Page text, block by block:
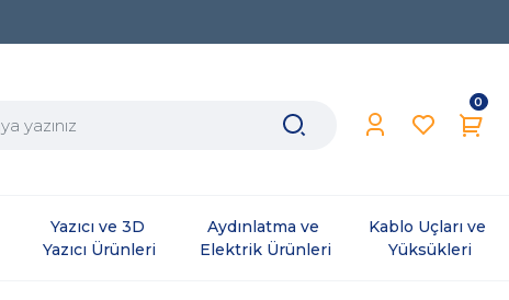
0
Yazıcı ve 3D
Yazıcı Ürünleri
Aydınlatma ve
Elektrik Ürünleri
Kablo Uçları ve
Yüksükleri